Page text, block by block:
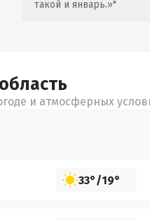
такой и январь.»"
область
и атмосферных
33°/19°